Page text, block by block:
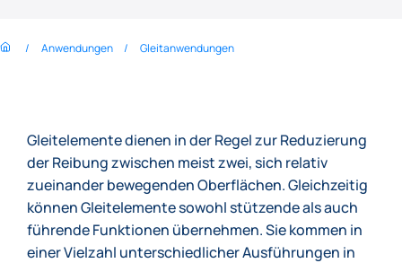
Anwendungen Gleitanwendungen
Gleitelemente dienen in der Regel zur Reduzierung
der Reibung zwischen meist zwei, sich relativ
zueinander bewegenden Oberflächen. Gleichzeitig
können Gleitelemente sowohl stützende als auch
führende Funktionen übernehmen. Sie kommen in
einer Vielzahl unterschiedlicher Ausführungen in